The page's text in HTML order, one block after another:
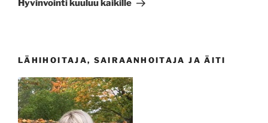
Hyvinvointi kuuluu kaikille
LÄHIHOITAJA, SAIRAANHOITAJA JA ÄITI